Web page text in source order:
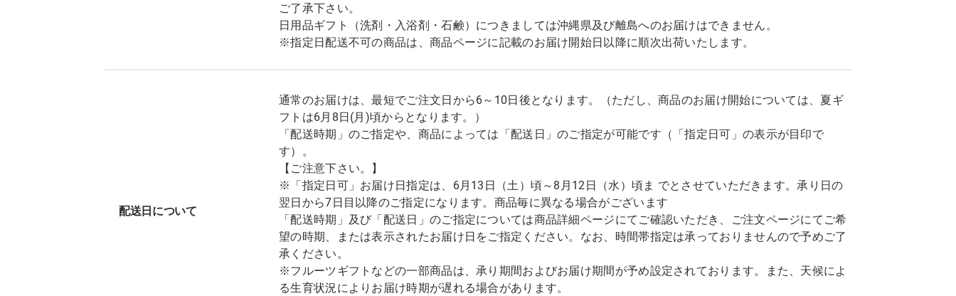
ご了承下さい。
日用品ギフト（洗剤・入浴剤・石鹸）につきましては沖縄県及び離島へのお届けはできません。
※指定日配送不可の商品は、商品ページに記載のお届け開始日以降に順次出荷いたします。
配送日について
通常のお届けは、最短でご注文日から6～10日後となります。（ただし、商品のお届け開始については、夏ギ
フトは6月8日(月)頃からとなります。）
「配送時期」のご指定や、商品によっては「配送日」のご指定が可能です（「指定日可」の表示が目印で
す）。
【ご注意下さい。】
※「指定日可」お届け日指定は、6月13日（土）頃～8月12日（水）頃ま でとさせていただきます。承り日の
翌日から7日目以降のご指定になります。商品毎に異なる場合がございます
「配送時期」及び「配送日」のご指定については商品詳細ページにてご確認いただき、ご注文ページにてご希
望の時期、または表示されたお届け日をご指定ください。なお、時間帯指定は承っておりませんので予めご了
承ください。
※フルーツギフトなどの一部商品は、承り期間およびお届け期間が予め設定されております。また、天候によ
る生育状況によりお届け時期が遅れる場合があります。